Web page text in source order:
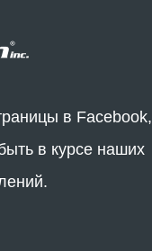
в Facebook,
в курсе наших